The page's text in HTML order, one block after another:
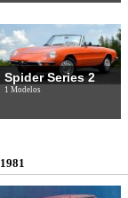
Spider Series 2
1 Modelos
1981